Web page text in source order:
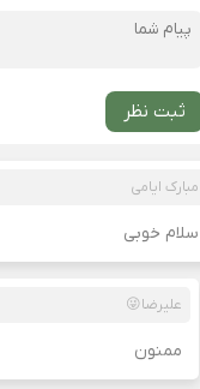
ثبت نظر
مبارک ایامی
سلام خوبی
علیرضا😜
ممنون